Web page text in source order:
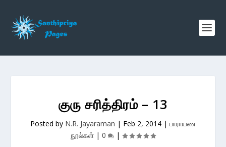
குரு சரித்திரம் – 13
Posted by N.R. Jayaraman | Feb 2, 2014 | பாராயண
நூல்கள் | 0 |